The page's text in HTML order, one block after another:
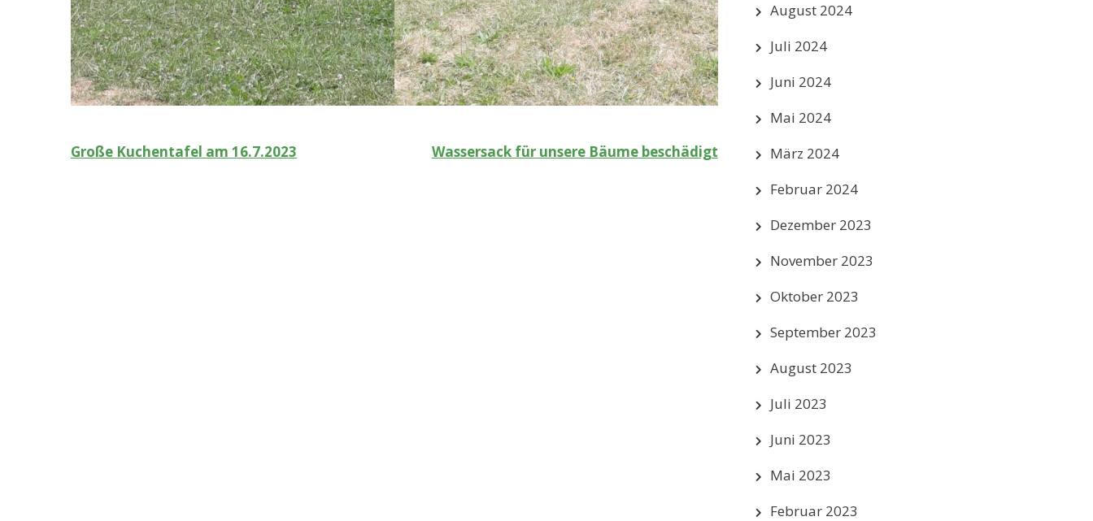
Beitragsnavigation
Große Kuchentafel am 16.7.2023 Wassersack für unsere Bäume beschädigt
August 2024
Juli 2024
Juni 2024
Mai 2024
März 2024
Februar 2024
Dezember 2023
November 2023
Oktober 2023
September 2023
August 2023
Juli 2023
Juni 2023
Mai 2023
Februar 2023